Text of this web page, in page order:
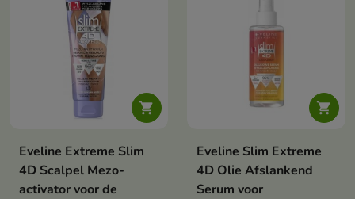

Eveline Extreme Slim
4D Scalpel Mezo-
activator voor de

Eveline Slim Extreme
4D Olie Afslankend
Serum voor